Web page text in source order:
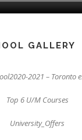
GALLERY
2021 – Toronto
Top 6 U/M Courses
University_Offers